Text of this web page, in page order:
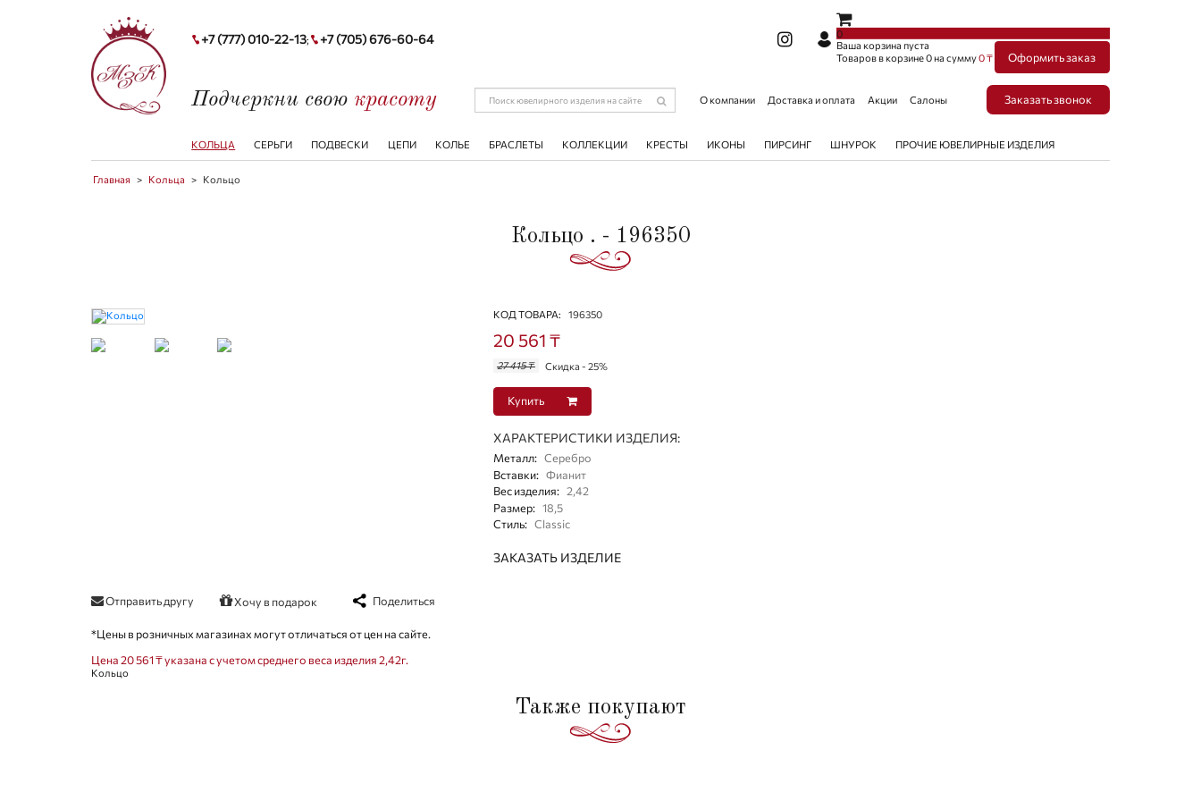
+7 (777) 010-22-13; +7 (705) 676-60-64
0
Ваша корзина пуста
Товаров в корзине0на сумму0 ₸ Оформить заказ
Подчеркни свою красоту О компании Доставка и оплата Акции Салоны Заказать звонок
КОЛЬЦА СЕРЬГИ ПОДВЕСКИ ЦЕПИ КОЛЬЕ БРАСЛЕТЫ КОЛЛЕКЦИИ КРЕСТЫ ИКОНЫ ПИРСИНГ ШНУРОК ПРОЧИЕ ЮВЕЛИРНЫЕ ИЗДЕЛИЯ
Главная > Кольца > Кольцо
Кольцо . - 196350
КОД ТОВАРА: 196350
20 561 ₸
27 415 ₸ Скидка - 25%
Купить
ХАРАКТЕРИСТИКИ ИЗДЕЛИЯ:
Металл: Серебро
Вставки: Фианит
Вес изделия: 2,42
Размер: 18,5
Стиль: Classic
ЗАКАЗАТЬ ИЗДЕЛИЕ
Отправить другу Хочу в подарок Поделиться
*Цены в розничных магазинах могут отличаться от цен на сайте.
Цена 20 561 ₸ указана с учетом среднего веса изделия 2,42г.
Кольцо
Также покупают